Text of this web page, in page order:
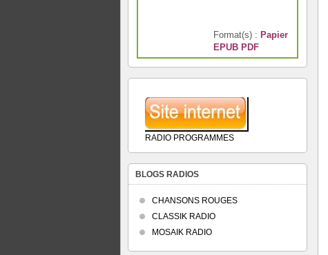
Format(s) : Papier
EPUB PDF
RADIO PROGRAMMES
BLOGS RADIOS
CHANSONS ROUGES
CLASSIK RADIO
MOSAIK RADIO